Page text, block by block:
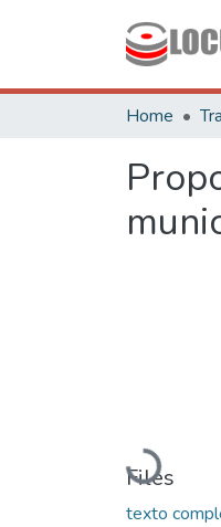
Home
Loading...
Files
texto